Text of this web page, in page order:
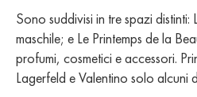
Sono suddivisi in tre spazi
maschile; e Le Printemps de la
profumi, cosmetici e accessori.
Lagerfeld e Valentino solo alcuni